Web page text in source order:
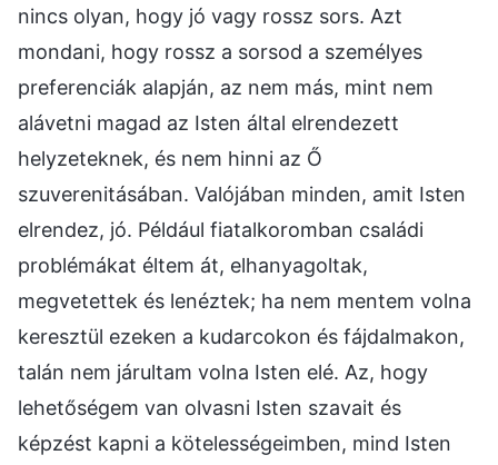
nincs olyan, hogy jó vagy rossz sors. Azt
mondani, hogy rossz a sorsod a személyes
preferenciák alapján, az nem más, mint nem
alávetni magad az Isten által elrendezett
helyzeteknek, és nem hinni az Ő
szuverenitásában. Valójában minden, amit Isten
elrendez, jó. Például fiatalkoromban családi
problémákat éltem át, elhanyagoltak,
megvetettek és lenéztek; ha nem mentem volna
keresztül ezeken a kudarcokon és fájdalmakon,
talán nem járultam volna Isten elé. Az, hogy
lehetőségem van olvasni Isten szavait és
képzést kapni a kötelességeimben, mind Isten